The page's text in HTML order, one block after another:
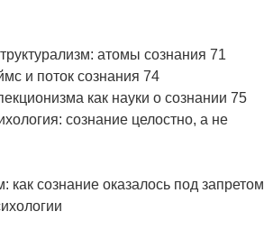
атомы сознания 71
и поток сознания 74
как науки о сознании 75
сознание целостно, а не
как сознание оказалось под запретом